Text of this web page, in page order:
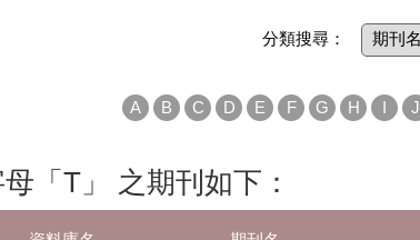
分類搜尋：
A B C D E F G H I J
「T」 之期刊如下：